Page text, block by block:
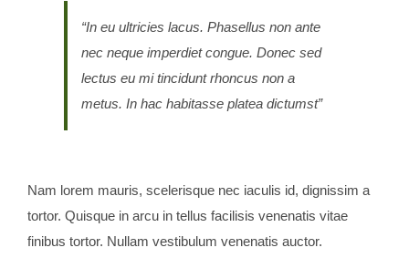
“In eu ultricies lacus. Phasellus non ante
nec neque imperdiet congue. Donec sed
lectus eu mi tincidunt rhoncus non a
metus. In hac habitasse platea dictumst”
Nam lorem mauris, scelerisque nec iaculis id, dignissim a
tortor. Quisque in arcu in tellus facilisis venenatis vitae
finibus tortor. Nullam vestibulum venenatis auctor.